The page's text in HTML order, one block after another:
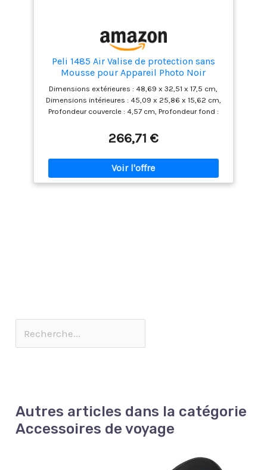
Peli 1485 Air Valise de protection sans
Mousse pour Appareil Photo Noir
Dimensions extérieures : 48,69 x 32,51 x 17,5 cm,
Dimensions intérieures : 45,09 x 25,86 x 15,62 cm,
Profondeur couvercle : 4,57 cm, Profondeur fond :
kg Résistante à l'eau, résistante aux chocs et à
l'épreuve de la poussière. Vanne de purge
automatique – maintient l'eau et la poussière à
l'extérieur tout en équilibrant la pression d'air, porte-
étiquette Jusqu'à 40 % plus léger que les autres
266,71 €
Autres articles dans la catégorie
Accessoires de voyage